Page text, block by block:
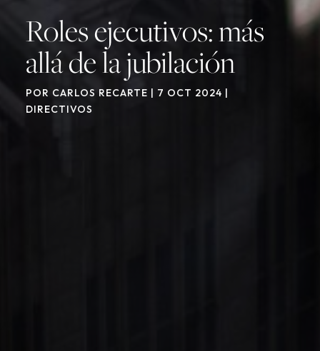
Roles ejecutivos: más
allá de la jubilación
POR CARLOS RECARTE | 7 OCT 2024 |
DIRECTIVOS